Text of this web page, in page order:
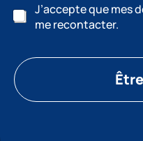
J’accepte que mes
me recontacter.